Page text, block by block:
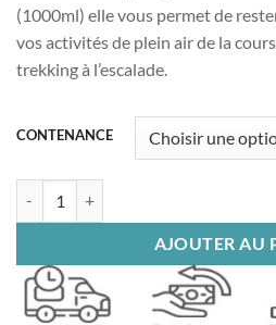
(1000ml) elle vous permet de
vos activités de plein air de la
trekking à l’escalade.
CONTENANCE
AJOUTER AU